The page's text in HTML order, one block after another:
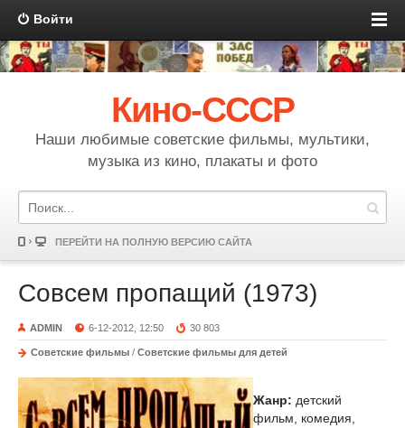
Войти
Кино-СССР
Наши любимые советские фильмы, мультики,
музыка из кино, плакаты и фото
ПЕРЕЙТИ НА ПОЛНУЮ ВЕРСИЮ САЙТА
Совсем пропащий (1973)
ADMIN 6-12-2012, 12:50 30 803
Советские фильмы / Советские фильмы для детей
Жанр: детский
фильм, комедия,